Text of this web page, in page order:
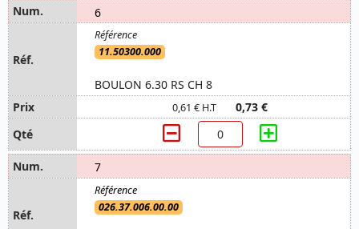
6
11.50300.000
BOULON 6.30 RS CH 8
0,61 € H.T 0,73 €
7
026.37.006.00.00